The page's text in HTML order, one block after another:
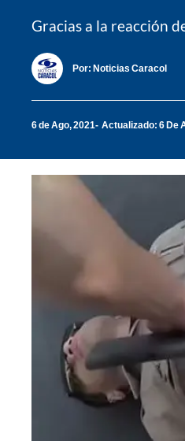
Gracias a la reacción
Por: Noticias Caracol
6 de Ago, 2021 Actualizado: 6 De